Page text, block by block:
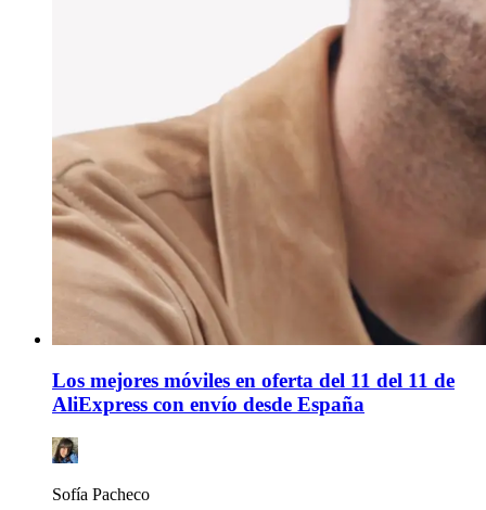
Los mejores móviles en oferta del 11 del 11 de
AliExpress con envío desde España
Sofía Pacheco